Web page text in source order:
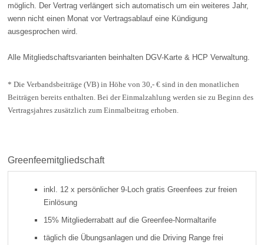
möglich. Der Vertrag verlängert sich automatisch um ein weiteres Jahr,
wenn nicht einen Monat vor Vertragsablauf eine Kündigung
ausgesprochen wird.
Alle Mitgliedschaftsvarianten beinhalten DGV-Karte & HCP Verwaltung.
* Die Verbandsbeiträge (VB) in Höhe von 30,- € sind in den monatlichen
Beiträgen bereits enthalten. Bei der Einmalzahlung werden sie zu Beginn des
Vertragsjahres zusätzlich zum Einmalbeitrag erhoben.
Greenfeemitgliedschaft
inkl. 12 x persönlicher 9-Loch gratis Greenfees zur freien
Einlösung
15% Mitgliederrabatt auf die Greenfee-Normaltarife
täglich die Übungsanlagen und die Driving Range frei